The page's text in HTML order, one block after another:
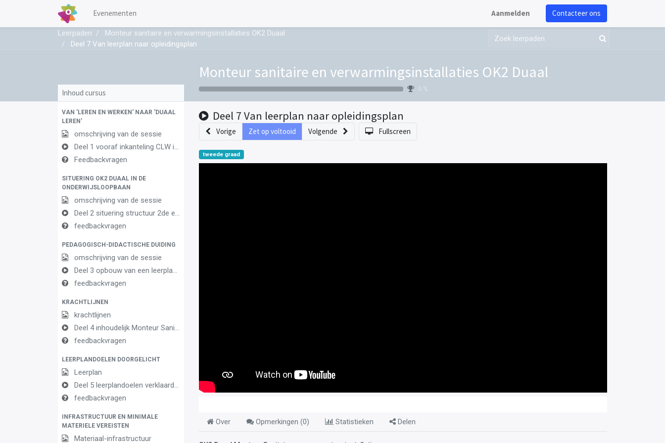
Evenementen Aanmelden Contacteer ons
Leerpaden
Monteur sanitaire en verwarmingsinstallaties OK2 Duaal
Deel 7 Van leerplan naar opleidingsplan
Monteur sanitaire en verwarmingsinstallaties OK2 Duaal
0 %
Inhoud cursus
VAN 'LEREN EN WERKEN' NAAR 'DUAAL
LEREN'
omschrijving van de sessie
Deel 1 vooraf inkanteling CLW in duaal leren 1
Feedbackvragen
SITUERING OK2 DUAAL IN DE
ONDERWIJSLOOPBAAN
omschrijving van de sessie
Deel 2 situering structuur 2de en 3de graad AF
feedbackvragen
PEDAGOGISCH-DIDACTISCHE DUIDING
omschrijving van de sessie
Deel 3 opbouw van een leerplan vormingsconcept
feedbackvragen
KRACHTLIJNEN
krachtlijnen
Deel 4 inhoudelijk Monteur Sanitaire en Verwarmingsinstallaties
feedbackvragen
LEERPLANDOELEN DOORGELICHT
Leerplan
Deel 5 leerplandoelen verklaard Monteur Sanitaire en Verwarmingsintallaties
feedbackvragen
INFRASTRUCTUUR EN MINIMALE
MATERIELE VEREISTEN
Materiaal-infrastructuur
Deel 7 Van leerplan naar opleidingsplan
Vorige Zet op voltooid Volgende Fullscreen
tweede graad
Over Opmerkingen (0) Statistieken Delen